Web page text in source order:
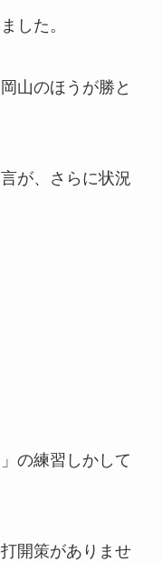
した。
山のほうが勝と
が、さらに状況
の練習しかして
開策がありませ